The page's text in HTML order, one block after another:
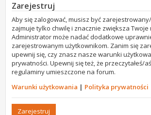
Zarejestruj
Aby się zalogować, musisz być
zajmuje tylko chwilę i znacznie zwiększa Twoje
Administrator może nadać dodatkowe
zarejestrowanym użytkownikom. Zanim się
upewnij się, czy znasz nasze warunki
prywatności. Upewnij się też, że przeczytałeś/
regulaminy umieszczone na forum.
Warunki użytkowania | Polityka prywatności
Zarejestruj